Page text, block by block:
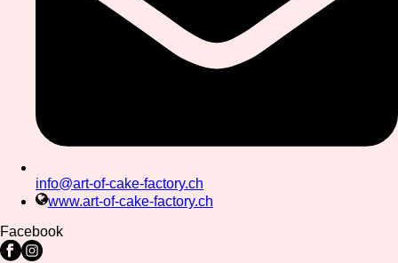
info@art-of-cake-factory.ch
www.art-of-cake-factory.ch
Facebook